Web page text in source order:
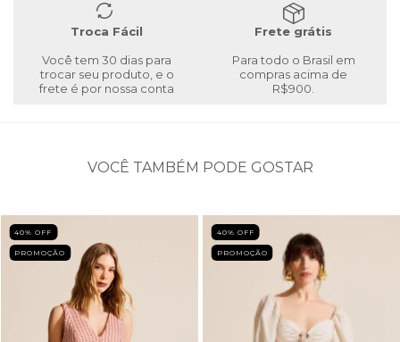
Troca Fácil
Você tem 30 dias para
trocar seu produto, e o
frete é por nossa conta
Frete grátis
Para todo o Brasil em
compras acima de
R$900.
VOCÊ TAMBÉM PODE GOSTAR
40% OFF
PROMOÇÃO
40% OFF
PROMOÇÃO